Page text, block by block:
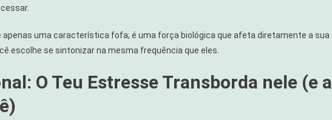
apenas uma característica fofa; é uma força biológica que afeta diretamente a sua
escolhe se sintonizar na mesma frequência que eles.
O Teu Estresse Transborda nele (e a